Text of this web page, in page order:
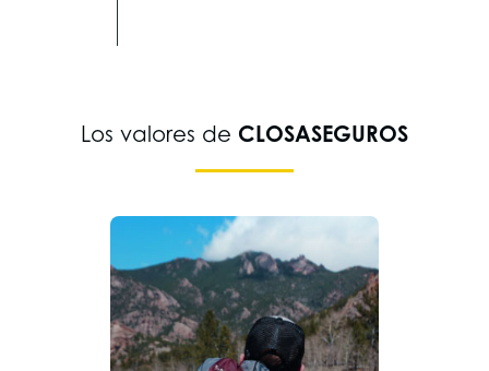
Los valores de CLOSASEGUROS